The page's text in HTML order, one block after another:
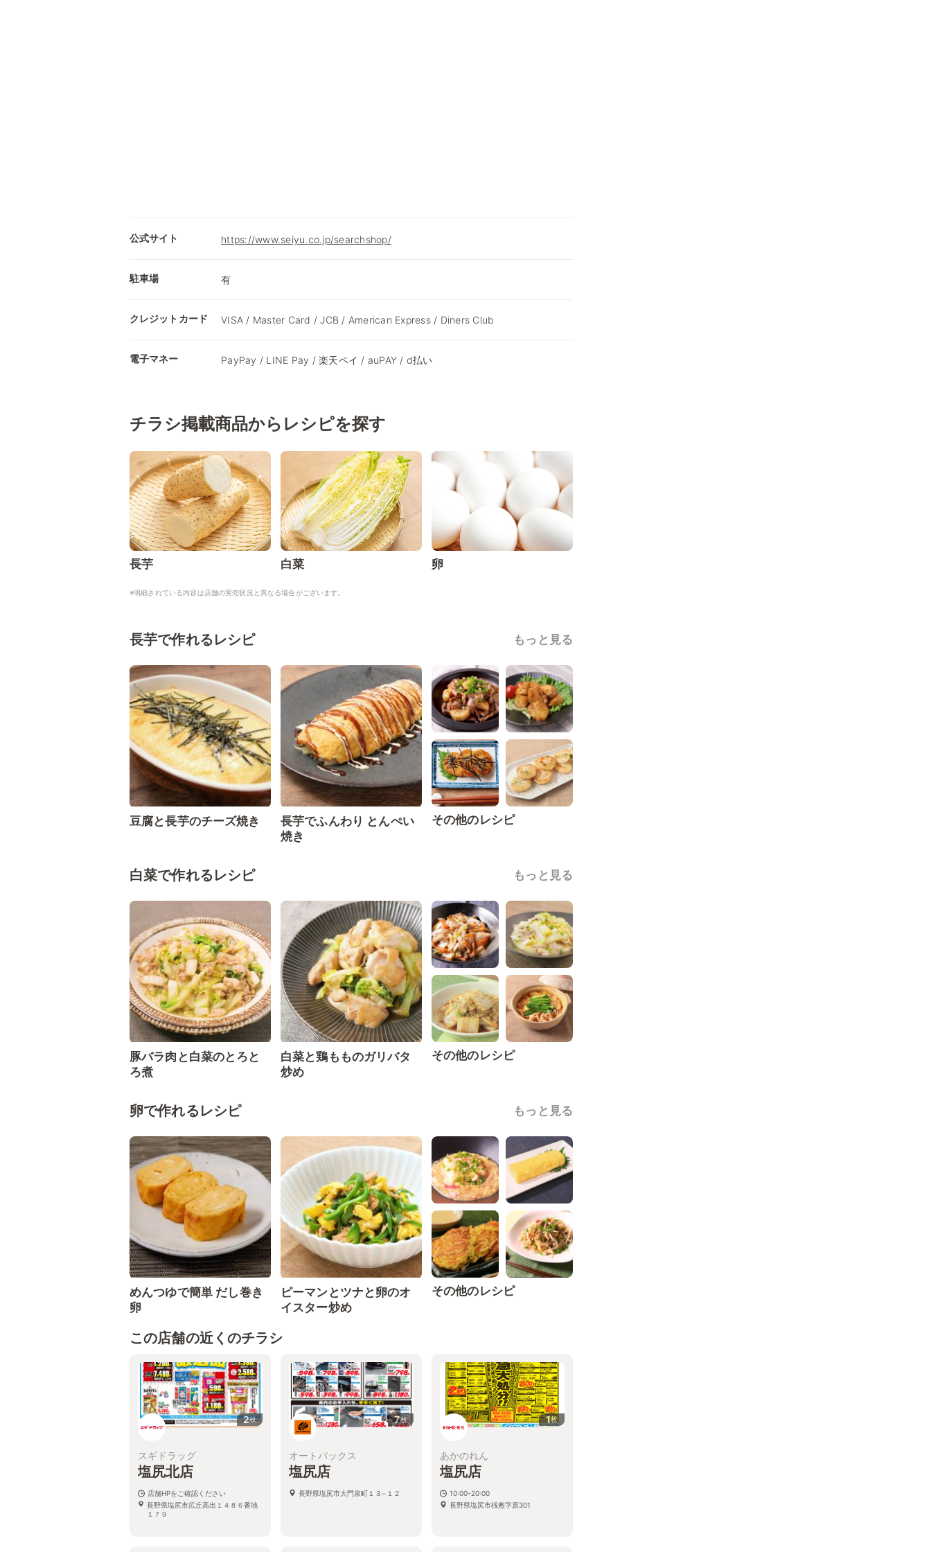
公式サイト https://www.seiyu.co.jp/searchshop/
駐車場 有
クレジットカード VISA / Master Card / JCB / American Express / Diners Club
電子マネー PayPay / LINE Pay / 楽天ペイ / auPAY / d払い
チラシ掲載商品からレシピを探す
長芋 白菜 卵
※明細されている内容は店舗の実売状況と異なる場合がございます。
長芋で作れるレシピ もっと見る
豆腐と長芋のチーズ焼き
長芋でふんわり とんぺい
焼き
その他のレシピ
白菜で作れるレシピ もっと見る
豚バラ肉と白菜のとろと
ろ煮
白菜と鶏もものガリバタ
炒め
その他のレシピ
卵で作れるレシピ もっと見る
めんつゆで簡単 だし巻き
卵
ピーマンとツナと卵のオ
イスター炒め
その他のレシピ
この店舗の近くのチラシ
2枚
スギドラッグ
塩尻北店
店舗HPをご確認ください
長野県塩尻市広丘高出１４８６番地
１７９
7枚
オートバックス
塩尻店
長野県塩尻市大門泉町１３−１２
1枚
あかのれん
塩尻店
10:00-20:00
長野県塩尻市桟敷字原301